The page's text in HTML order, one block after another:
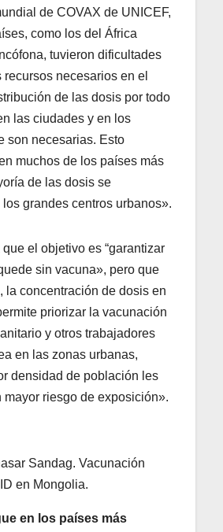
de COVAX de UNICEF,
como los del África
tuvieron dificultades
recursos necesarios en el
de las dosis por todo
las ciudades y en los
son necesarias. Esto
muchos de los países más
de las dosis se
grandes centros urbanos».
el objetivo es “garantizar
sin vacuna», pero que
la concentración de dosis en
priorizar la vacunación
y otros trabajadores
en las zonas urbanas,
densidad de población les
mayor riesgo de exposición».
Sandag. Vacunación
en Mongolia.
en los países más